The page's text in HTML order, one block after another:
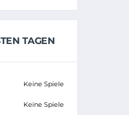
TAGEN
Keine Spiele
Keine Spiele